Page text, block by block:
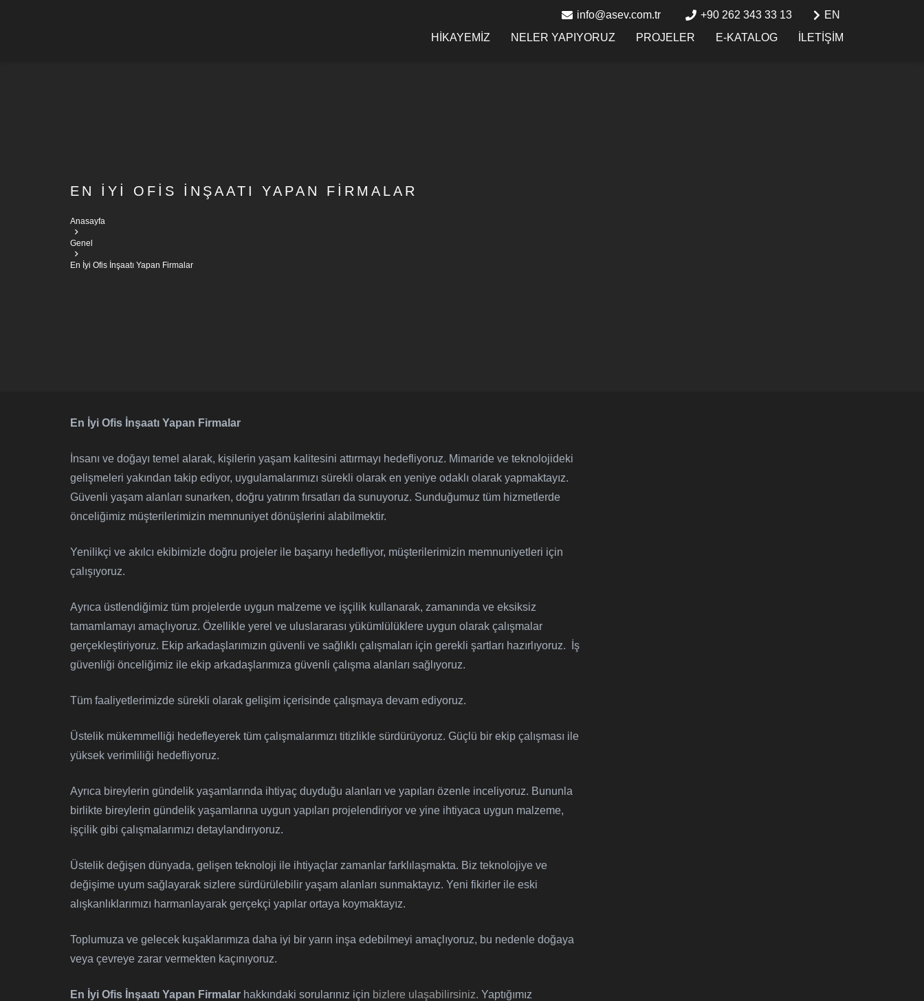
info@asev.com.tr +90 262 343 33 13
EN
HİKAYEMİZ
NELER YAPIYORUZ PROJELER E-KATALOG İLETIŞIM
EN İYI OFIS İNŞAATI YAPAN FIRMALAR
Anasayfa
Genel
En İyi Ofis İnşaatı Yapan Firmalar
En İyi Ofis İnşaatı Yapan Firmalar
İnsanı ve doğayı temel alarak, kişilerin yaşam kalitesini attırmayı hedefliyoruz. Mimaride ve teknolojideki
gelişmeleri yakından takip ediyor, uygulamalarımızı sürekli olarak en yeniye odaklı olarak yapmaktayız.
Güvenli yaşam alanları sunarken, doğru yatırım fırsatları da sunuyoruz. Sunduğumuz tüm hizmetlerde
önceliğimiz müşterilerimizin memnuniyet dönüşlerini alabilmektir.
Yenilikçi ve akılcı ekibimizle doğru projeler ile başarıyı hedefliyor, müşterilerimizin memnuniyetleri için
çalışıyoruz.
Ayrıca üstlendiğimiz tüm projelerde uygun malzeme ve işçilik kullanarak, zamanında ve eksiksiz
tamamlamayı amaçlıyoruz. Özellikle yerel ve uluslararası yükümlülüklere uygun olarak çalışmalar
gerçekleştiriyoruz. Ekip arkadaşlarımızın güvenli ve sağlıklı çalışmaları için gerekli şartları hazırlıyoruz. İş
güvenliği önceliğimiz ile ekip arkadaşlarımıza güvenli çalışma alanları sağlıyoruz.
Tüm faaliyetlerimizde sürekli olarak gelişim içerisinde çalışmaya devam ediyoruz.
Üstelik mükemmelliği hedefleyerek tüm çalışmalarımızı titizlikle sürdürüyoruz. Güçlü bir ekip çalışması ile
yüksek verimliliği hedefliyoruz.
Ayrıca bireylerin gündelik yaşamlarında ihtiyaç duyduğu alanları ve yapıları özenle inceliyoruz. Bununla
birlikte bireylerin gündelik yaşamlarına uygun yapıları projelendiriyor ve yine ihtiyaca uygun malzeme,
işçilik gibi çalışmalarımızı detaylandırıyoruz.
Üstelik değişen dünyada, gelişen teknoloji ile ihtiyaçlar zamanlar farklılaşmakta. Biz teknolojiye ve
değişime uyum sağlayarak sizlere sürdürülebilir yaşam alanları sunmaktayız. Yeni fikirler ile eski
alışkanlıklarımızı harmanlayarak gerçekçi yapılar ortaya koymaktayız.
Toplumuza ve gelecek kuşaklarımıza daha iyi bir yarın inşa edebilmeyi amaçlıyoruz, bu nedenle doğaya
veya çevreye zarar vermekten kaçınıyoruz.
En İyi Ofis İnşaatı Yapan Firmalar hakkındaki sorularınız için bizlere ulaşabilirsiniz. Yaptığımız